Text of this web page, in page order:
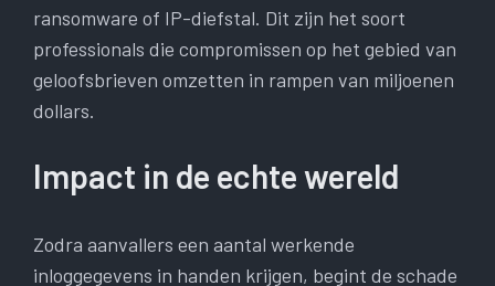
ransomware of IP-diefstal. Dit zijn het soort
professionals die compromissen op het gebied van
geloofsbrieven omzetten in rampen van miljoenen
dollars.
Impact in de echte wereld
Zodra aanvallers een aantal werkende
inloggegevens in handen krijgen, begint de schade